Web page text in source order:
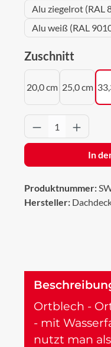
Alu ziegelrot (RAL
Alu weiß (RAL
Zuschnitt
20,0 cm 25,0 cm
Produkt
In
Produktnummer:
Hersteller:
Ortblech -
- mit
nutzt man